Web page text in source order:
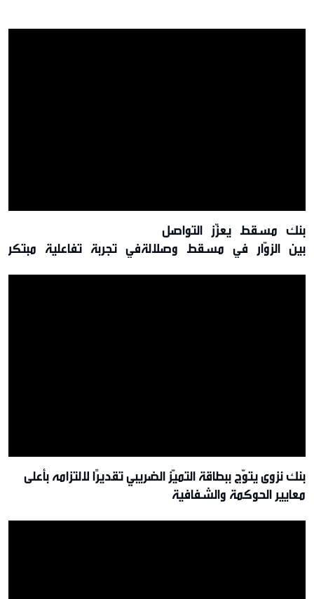
بنك مسقط يعزّز التواصل
بين الزوّار في مسقط وصلالةفي تجربة تفاعلية
بنك نزوى يتوّج ببطاقة التميّز الضريبي تقديرًا لالتزامه بأعلى
معايير الحوكمة والشفافية